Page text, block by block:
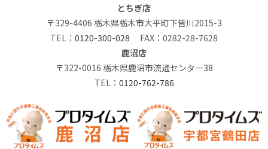
とちぎ店
〒329-4406 栃木県栃木市大平町下皆川2015-3
TEL： 0120-300-028 FAX：0282-28-7628
鹿沼店
〒322-0016 栃木県鹿沼市流通センター38
TEL： 0120-762-786